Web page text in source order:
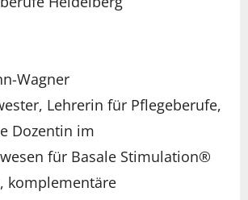
Wagner
Lehrerin für Pflegeberufe,
Dozentin im
für Basale Stimulation®
komplementäre